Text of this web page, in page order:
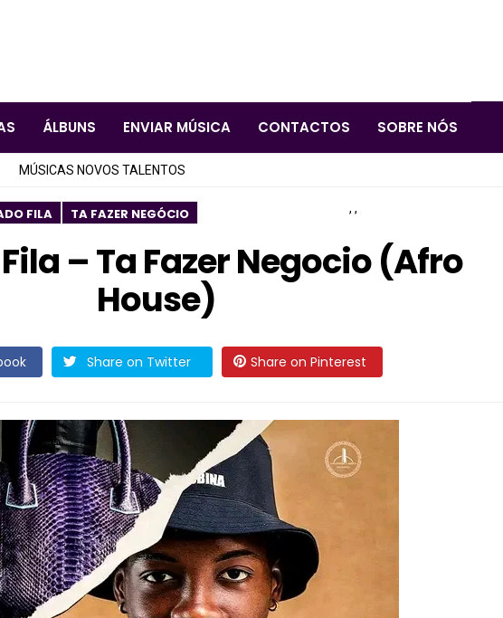
ÁLBUNS ENVIAR MÚSICA CONTACTOS SOBRE NÓS
MÚSICAS NOVOS TALENTOS
,
FILA ,
TA FAZER NEGÓCIO
– Ta Fazer Negocio (Afro
House)
Share on Twitter Share on Pinterest